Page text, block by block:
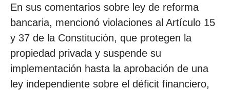
En sus comentarios sobre ley de reforma
bancaria, mencionó violaciones al Artículo 15
y 37 de la Constitución, que protegen la
propiedad privada y suspende su
implementación hasta la aprobación de una
ley independiente sobre el déficit financiero,